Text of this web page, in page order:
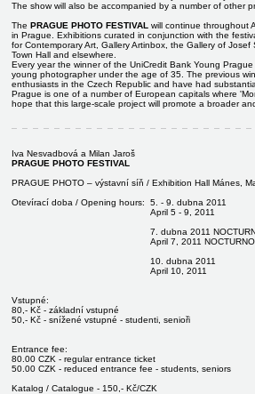
The show will also be accompanied by a number of other
The PRAGUE PHOTO FESTIVAL will continue throughout
in Prague. Exhibitions curated in conjunction with the
for Contemporary Art, Gallery Artinbox, the Gallery of
Town Hall and elsewhere.
Every year the winner of the UniCredit Bank Young
young photographer under the age of 35. The previous
enthusiasts in the Czech Republic and have had
Prague is one of a number of European capitals where
hope that this large-scale project will promote a broader
Iva Nesvadbová a Milan Jaroš
PRAGUE PHOTO FESTIVAL
PRAGUE PHOTO – výstavní síň / Exhibition Hall Mánes,
Otevírací doba / Opening hours: 5. - 9. dubna 2011
April 5 - 9, 2011
7. dubna 2011
April 7, 2011
10. dubna 2011
April 10, 2011
Vstupné:
80,- Kč - základní vstupné
50,- Kč - snížené vstupné - studenti, senioři
Entrance fee:
80.00 CZK - regular entrance ticket
50.00 CZK - reduced entrance fee - students, seniors
Katalog / Catalogue - 150,- Kč/CZK